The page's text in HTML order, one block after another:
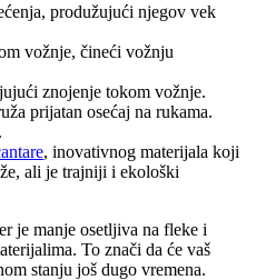
produžujući njegov vek
vožnje, čineći vožnju
znojenje tokom vožnje.
prijatan osećaj na rukama.
, inovativnog materijala koji
ali je trajniji i ekološki
je manje osetljiva na fleke i
To znači da će vaš
stanju još dugo vremena.